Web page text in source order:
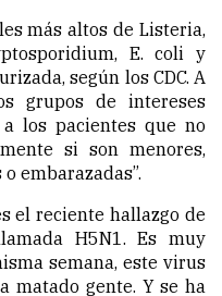
más altos de Listeria,
E. coli y
según los CDC. A
grupos de intereses
los pacientes que no
si son menores,
embarazadas”.
el reciente hallazgo de
H5N1. Es muy
semana, este virus
matado gente. Y se ha